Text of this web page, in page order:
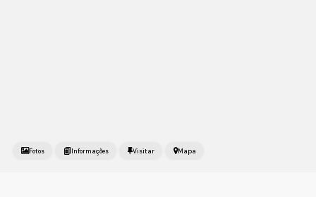
Fotos Mapa